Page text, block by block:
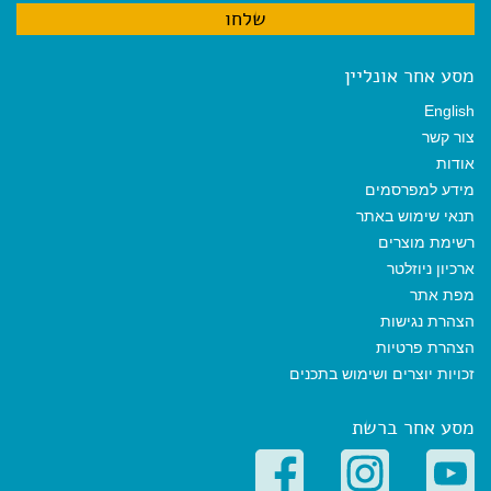
מסע אחר אונליין
English
צור קשר
אודות
מידע למפרסמים
תנאי שימוש באתר
רשימת מוצרים
ארכיון ניוזלטר
מפת אתר
הצהרת נגישות
הצהרת פרטיות
זכויות יוצרים ושימוש בתכנים
מסע אחר ברשת